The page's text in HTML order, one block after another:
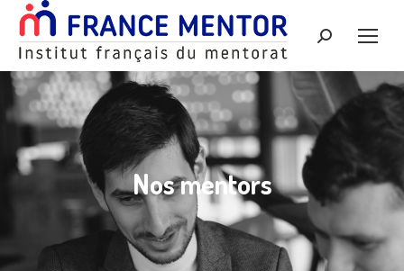
Recherche
:
Nos mentors